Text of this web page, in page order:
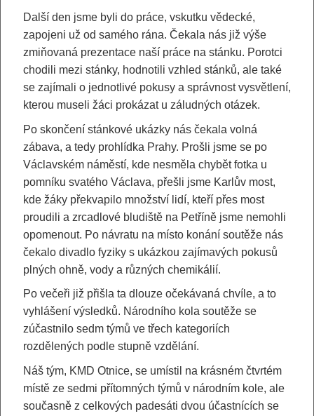
Další den jsme byli do práce, vskutku vědecké,
zapojeni už od samého rána. Čekala nás již výše
zmiňovaná prezentace naší práce na stánku. Porotci
chodili mezi stánky, hodnotili vzhled stánků, ale také
se zajímali o jednotlivé pokusy a správnost vysvětlení,
kterou museli žáci prokázat u záludných otázek.
Po skončení stánkové ukázky nás čekala volná
zábava, a tedy prohlídka Prahy. Prošli jsme se po
Václavském náměstí, kde nesměla chybět fotka u
pomníku svatého Václava, přešli jsme Karlův most,
kde žáky překvapilo množství lidí, kteří přes most
proudili a zrcadlové bludiště na Petříně jsme nemohli
opomenout. Po návratu na místo konání soutěže nás
čekalo divadlo fyziky s ukázkou zajímavých pokusů
plných ohně, vody a různých chemikálií.
Po večeři již přišla ta dlouze očekávaná chvíle, a to
vyhlášení výsledků. Národního kola soutěže se
zúčastnilo sedm týmů ve třech kategoriích
rozdělených podle stupně vzdělání.
Náš tým, KMD Otnice, se umístil na krásném čtvrtém
místě ze sedmi přítomných týmů v národním kole, ale
současně z celkových padesáti dvou účastnících se